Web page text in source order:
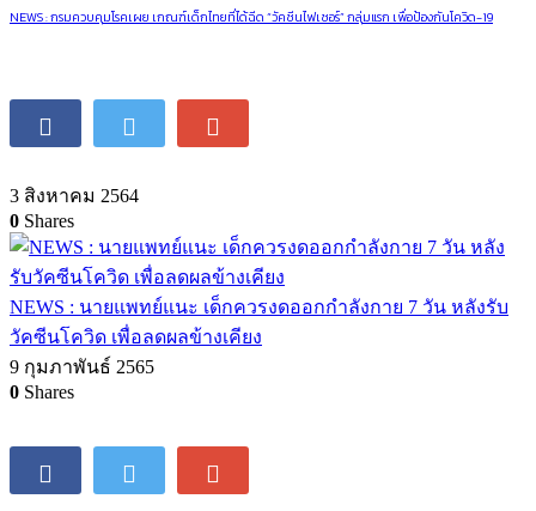
NEWS : กรมควบคุมโรคเผย เกณฑ์เด็กไทยที่ได้ฉีด “วัคซีนไฟเซอร์” กลุ่มแรก เพื่อป้องกันโควิด-19
3 สิงหาคม 2564
0 Shares
NEWS : นายแพทย์แนะ เด็กควรงดออกกำลังกาย 7 วัน หลังรับ
วัคซีนโควิด เพื่อลดผลข้างเคียง
9 กุมภาพันธ์ 2565
0 Shares